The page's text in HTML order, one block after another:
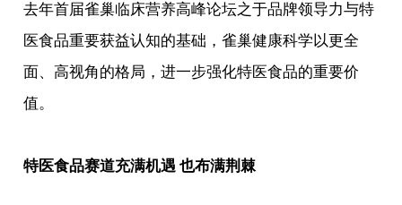
去年首届雀巢临床营养高峰论坛之于品牌领导力与特
医食品重要获益认知的基础，雀巢健康科学以更全
面、高视角的格局，进一步强化特医食品的重要价
值。
特医食品赛道充满机遇 也布满荆棘